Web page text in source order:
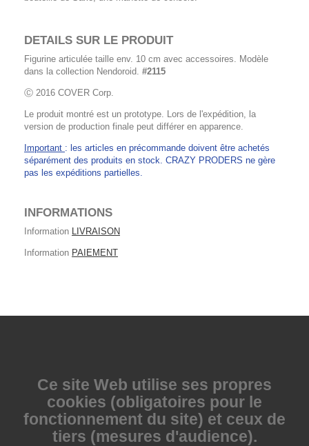
DETAILS SUR LE PRODUIT
Figurine articulée taille env. 10 cm avec accessoires. Modèle
dans la collection Nendoroid. #2115
Ⓒ 2016 COVER Corp.
Le produit montré est un prototype. Lors de l'expédition, la
version de production finale peut différer en apparence.
Important : les articles en précommande doivent être achetés
séparément des produits en stock. CRAZY PRODERS ne gère
pas les expéditions partielles.
INFORMATIONS
Information LIVRAISON
Information PAIEMENT
Ce site Web utilise ses propres
cookies (obligatoires pour le
fonctionnement du site) et ceux de
tiers (mesures d'audience).